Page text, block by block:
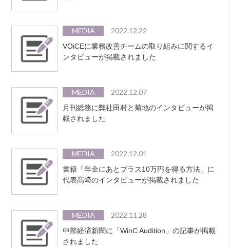
MEDIA 2022.12.22
VOiCEに業務改善チームの取り組みに関するイ
ンタビューが掲載されました
MEDIA 2022.12.07
月刊総務に弊社田村と菊地のインタビューが掲
載されました
MEDIA 2022.12.01
書籍「年金にあとプラス10万円を得る方法」に
代表髙﨑のインタビューが掲載されました
MEDIA 2022.11.28
中部経済新聞に「WinC Audition」の記事が掲載
されました